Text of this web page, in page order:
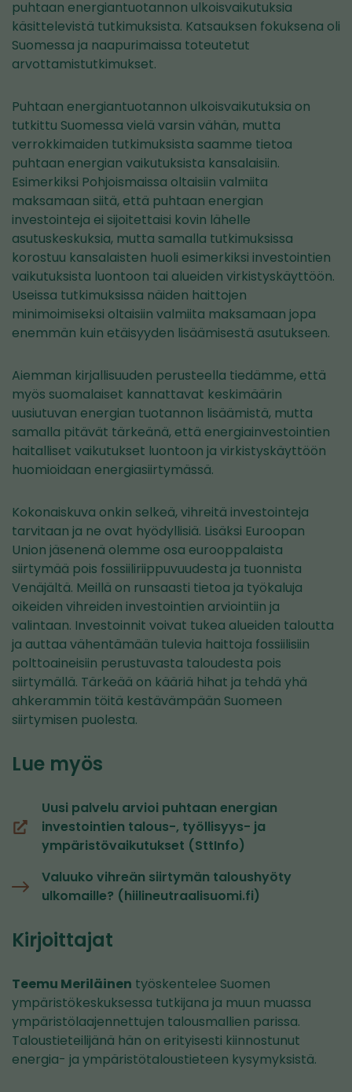
puhtaan energiantuotannon ulkoisvaikutuksia
käsittelevistä tutkimuksista. Katsauksen fokuksena oli
Suomessa ja naapurimaissa toteutetut
arvottamistutkimukset.
Puhtaan energiantuotannon ulkoisvaikutuksia on
tutkittu Suomessa vielä varsin vähän, mutta
verrokkimaiden tutkimuksista saamme tietoa
puhtaan energian vaikutuksista kansalaisiin.
Esimerkiksi Pohjoismaissa oltaisiin valmiita
maksamaan siitä, että puhtaan energian
investointeja ei sijoitettaisi kovin lähelle
asutuskeskuksia, mutta samalla tutkimuksissa
korostuu kansalaisten huoli esimerkiksi investointien
vaikutuksista luontoon tai alueiden virkistyskäyttöön.
Useissa tutkimuksissa näiden haittojen
minimoimiseksi oltaisiin valmiita maksamaan jopa
enemmän kuin etäisyyden lisäämisestä asutukseen.
Aiemman kirjallisuuden perusteella tiedämme, että
myös suomalaiset kannattavat keskimäärin
uusiutuvan energian tuotannon lisäämistä, mutta
samalla pitävät tärkeänä, että energiainvestointien
haitalliset vaikutukset luontoon ja virkistyskäyttöön
huomioidaan energiasiirtymässä.
Kokonaiskuva onkin selkeä, vihreitä investointeja
tarvitaan ja ne ovat hyödyllisiä. Lisäksi Euroopan
Union jäsenenä olemme osa eurooppalaista
siirtymää pois fossiiliriippuvuudesta ja tuonnista
Venäjältä. Meillä on runsaasti tietoa ja työkaluja
oikeiden vihreiden investointien arviointiin ja
valintaan. Investoinnit voivat tukea alueiden taloutta
ja auttaa vähentämään tulevia haittoja fossiilisiin
polttoaineisiin perustuvasta taloudesta pois
siirtymällä. Tärkeää on kääriä hihat ja tehdä yhä
ahkerammin töitä kestävämpään Suomeen
siirtymisen puolesta.
Lue myös
Uusi palvelu arvioi puhtaan energian
investointien talous-, työllisyys- ja
ympäristövaikutukset (SttInfo)
(siirryt
toiseen
palveluun)
Valuuko vihreän siirtymän taloushyöty
ulkomaille? (hiilineutraalisuomi.fi)
Kirjoittajat
Teemu Meriläinen työskentelee Suomen
ympäristökeskuksessa tutkijana ja muun muassa
ympäristölaajennettujen talousmallien parissa.
Taloustieteilijänä hän on erityisesti kiinnostunut
energia- ja ympäristötaloustieteen kysymyksistä.